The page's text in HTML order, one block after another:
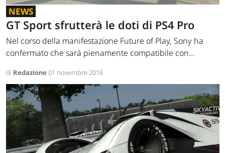
NEWS
GT Sport sfrutterà le doti di PS4 Pro
Nel corso della manifestazione Future of Play, Sony ha
confermato che sarà pienamente compatibile con...
di Redazione01 novembre 2016